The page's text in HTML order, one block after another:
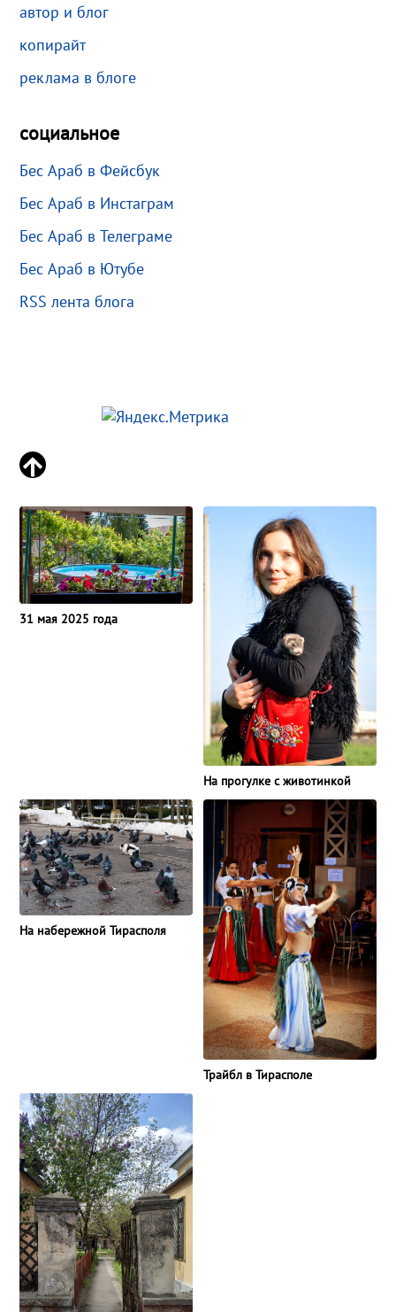
автор и блог
копирайт
реклама в блоге
социальное
Бес Араб в Фейсбук
Бес Араб в Инстаграм
Бес Араб в Телеграме
Бес Араб в Ютубе
RSS лента блога
31 мая 2025 года
На прогулке с животинкой
На набережной Тирасполя
Трайбл в Тирасполе